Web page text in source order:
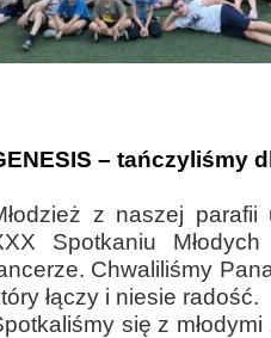
– tańczyliśmy
z naszej
Spotkaniu
Chwaliliśmy
łączy i niesie radość.
się z młodymi